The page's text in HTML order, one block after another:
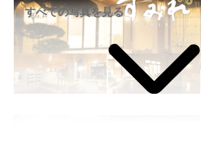
すべての写真を見る